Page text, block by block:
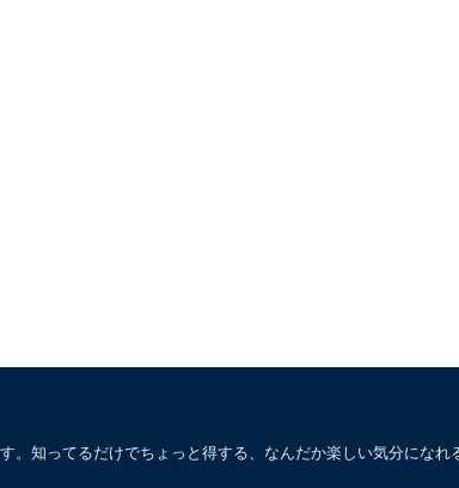
。知ってるだけでちょっと得する、なんだか楽しい気分になれ